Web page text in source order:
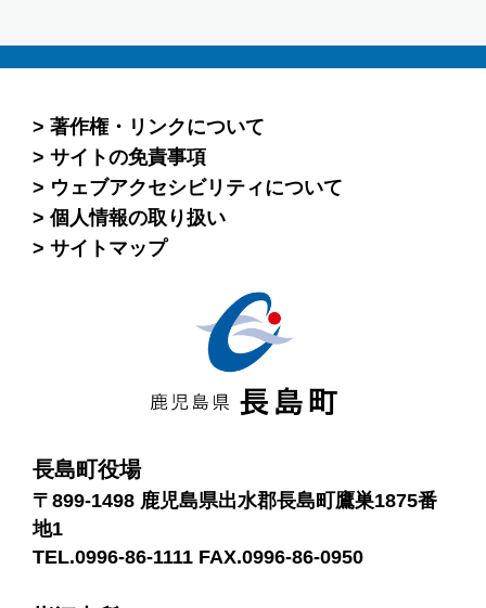
著作権・リンクについて
サイトの免責事項
ウェブアクセシビリティについて
個人情報の取り扱い
サイトマップ
長島町役場
〒899-1498 鹿児島県出水郡長島町鷹巣1875番
地1
TEL.0996-86-1111 FAX.0996-86-0950